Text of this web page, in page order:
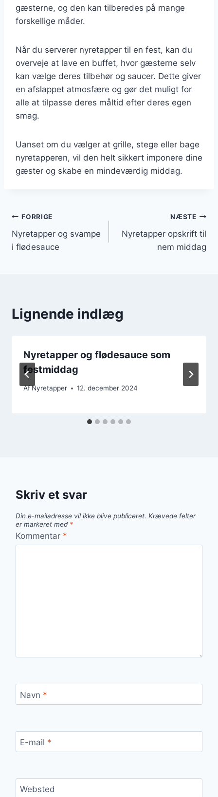
gæsterne, og den kan tilberedes på mange
forskellige måder.
Når du serverer nyretapper til en fest, kan du
overveje at lave en buffet, hvor gæsterne selv
kan vælge deres tilbehør og saucer. Dette giver
en afslappet atmosfære og gør det muligt for
alle at tilpasse deres måltid efter deres egen
smag.
Uanset om du vælger at grille, stege eller bage
nyretapperen, vil den helt sikkert imponere dine
gæster og skabe en mindeværdig middag.
Indlægsnavigation
FORRIGE
Nyretapper og svampe
i flødesauce
NÆSTE
Nyretapper opskrift til
nem middag
Lignende indlæg
Nyretapper og flødesauce som
festmiddag
AfNyretapper 12. december 2024
Skriv et svar
Din e-mailadresse vil ikke blive publiceret. Krævede felter
er markeret med *
Kommentar *
Navn *
E-mail *
Websted